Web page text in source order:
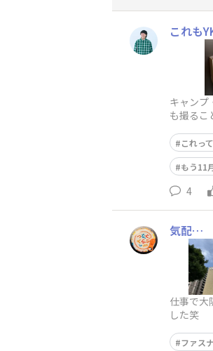
これも
キャンプ
も撮るこ
これっ
もう11
4
気配…
仕事で大
した笑
ファス